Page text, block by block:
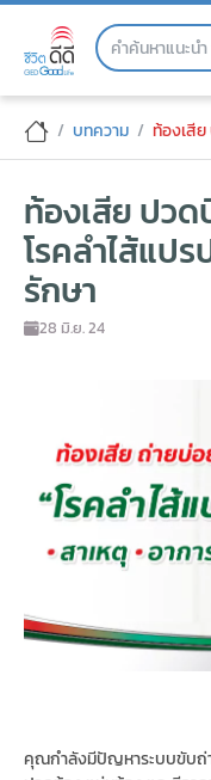
Skip
ท้องเสีย ปวดบิด
บทความ ท้องเสีย ปวดบิดกลางท้อง ให้
ท้องเสีย ปวด
โรคลำไส้แปร
รักษา
28 มิ.ย. 24
คุณกำลังมีปัญหาระบบขับถ่า